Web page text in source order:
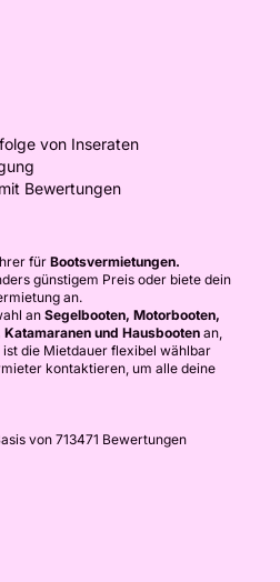
von Inseraten
Bewertungen
für Bootsvermietungen.
günstigem Preis oder biete dein
an.
an Segelbooten, Motorbooten,
und Hausbooten an,
die Mietdauer flexibel wählbar
kontaktieren, um alle deine
von 713471 Bewertungen